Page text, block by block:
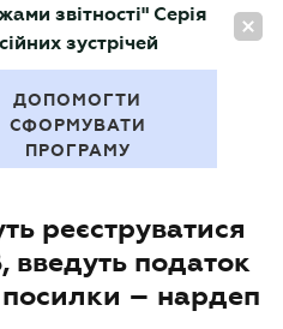
UA
звітності" Серія
зустрічей
ДОПОМОГТИ
СФОРМУВАТИ
ПРОГРАМУ
реєструватися
податок
посилки – нардеп